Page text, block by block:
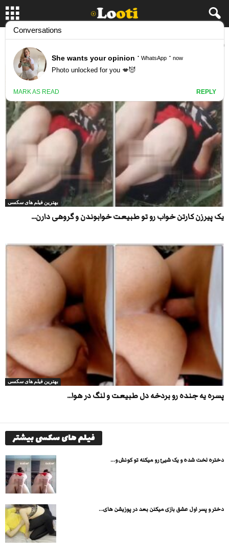
برچسب: سکس تو دل طبیعت
بهترین فیلم های سکسی
یک پیرزن کارتن خواب رو تو طبیعت خوابوندن و گروهی دارن...
بهترین فیلم های سکسی
پسره یه جنده رو بردخه دل طبیعت و لنگ در هوا...
فیلم های سکسی بیشتر
دختره لخت شده و یک شیئ رو میکنه تو کونش و...
دختر و پسر اول عشق بازی میکنن بعد در پوزیشن های...